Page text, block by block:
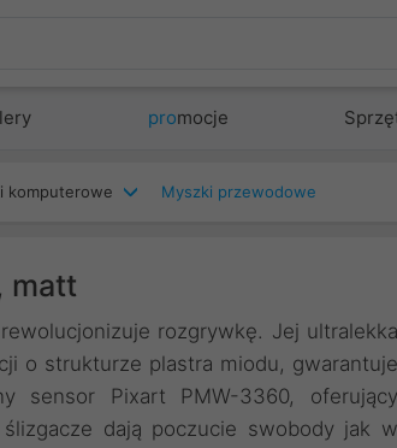
promocje
komputerowe Myszki przewodowe
matt
rozgrywkę. Jej ultralekka
o strukturze plastra miodu, gwarantuje
sensor Pixart PMW-3360, oferujący
dają poczucie swobody jak w